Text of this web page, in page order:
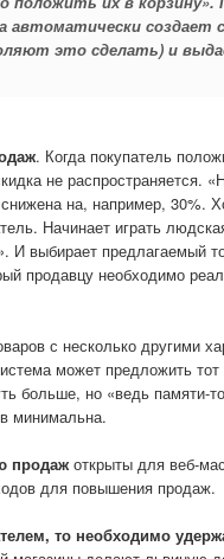
создает
это сделать) и
. Когда покупатель
не распространяется.
на, например, 30%.
Начинает играть
И выбирает предлагаемый
продавцу необходимо
с несколько другими
может предложить
больше, но «ведь памяти-
минимальна.
продаж открыты для веб-
для повышения продаж.
то необходимо